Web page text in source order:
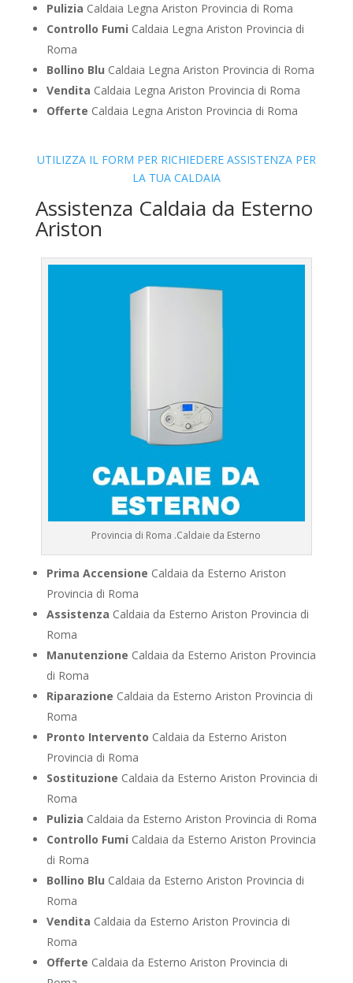
Pulizia Caldaia Legna Ariston Provincia di Roma
Controllo Fumi Caldaia Legna Ariston Provincia di
Roma
Bollino Blu Caldaia Legna Ariston Provincia di Roma
Vendita Caldaia Legna Ariston Provincia di Roma
Offerte Caldaia Legna Ariston Provincia di Roma
UTILIZZA IL FORM PER RICHIEDERE ASSISTENZA PER
LA TUA CALDAIA
Assistenza Caldaia da Esterno
Ariston
Provincia di Roma .Caldaie da Esterno
Prima Accensione Caldaia da Esterno Ariston
Provincia di Roma
Assistenza Caldaia da Esterno Ariston Provincia di
Roma
Manutenzione Caldaia da Esterno Ariston Provincia
di Roma
Riparazione Caldaia da Esterno Ariston Provincia di
Roma
Pronto Intervento Caldaia da Esterno Ariston
Provincia di Roma
Sostituzione Caldaia da Esterno Ariston Provincia di
Roma
Pulizia Caldaia da Esterno Ariston Provincia di Roma
Controllo Fumi Caldaia da Esterno Ariston Provincia
di Roma
Bollino Blu Caldaia da Esterno Ariston Provincia di
Roma
Vendita Caldaia da Esterno Ariston Provincia di
Roma
Offerte Caldaia da Esterno Ariston Provincia di